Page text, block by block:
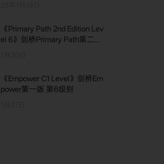
《Primary Path 2nd Edition Lev
el 6》剑桥Primary Path第二版
《Empower C1 Level》剑桥Em
power第一版 第6级别